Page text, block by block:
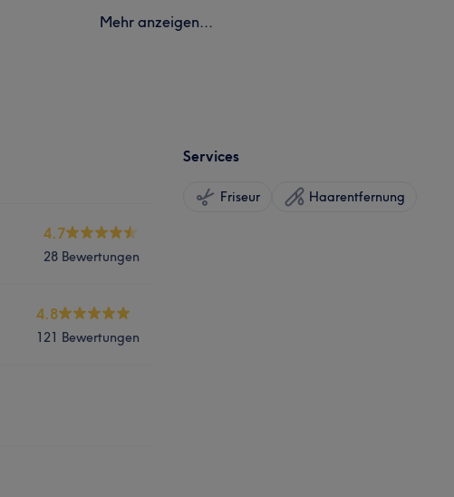
Mehr anzeigen...
4.7
28 Bewertungen
4.8
121 Bewertungen
Services
Friseur Haarentfernung